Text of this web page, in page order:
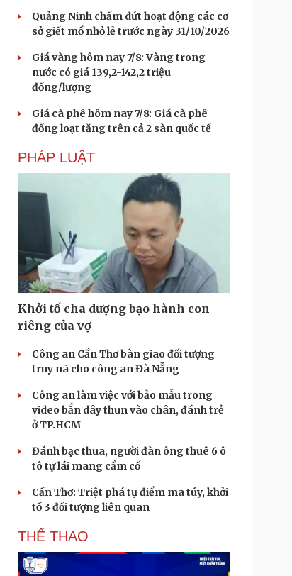
Quảng Ninh chấm dứt hoạt động các cơ
sở giết mổ nhỏ lẻ trước ngày 31/10/2026
Giá vàng hôm nay 7/8: Vàng trong
nước có giá 139,2-142,2 triệu
đồng/lượng
Giá cà phê hôm nay 7/8: Giá cà phê
đồng loạt tăng trên cả 2 sàn quốc tế
PHÁP LUẬT
Khởi tố cha dượng bạo hành con
riêng của vợ
Công an Cần Thơ bàn giao đối tượng
truy nã cho công an Đà Nẵng
Công an làm việc với bảo mẫu trong
video bắn dây thun vào chân, đánh trẻ
ở TP.HCM
Đánh bạc thua, người đàn ông thuê 6 ô
tô tự lái mang cầm cố
Cần Thơ: Triệt phá tụ điểm ma túy, khởi
tố 3 đối tượng liên quan
THỂ THAO